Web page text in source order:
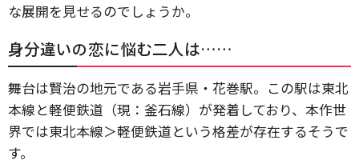
な展開を見せるのでしょうか。
身分違いの恋に悩む二人は……
舞台は賢治の地元である岩手県・花巻駅。この駅は東北
本線と軽便鉄道（現：釜石線）が発着しており、本作世
界では東北本線＞軽便鉄道という格差が存在するそうで
す。